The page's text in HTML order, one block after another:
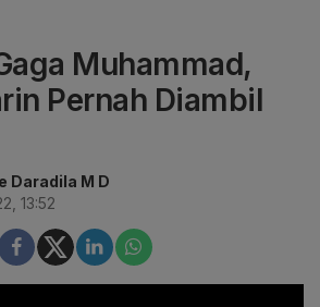
Muhammad,
Pernah Diambil
Daradila M D
13:52